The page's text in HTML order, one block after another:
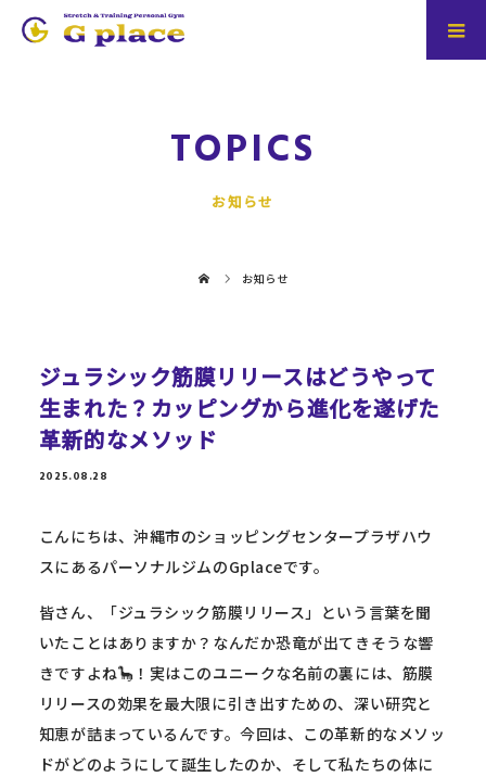
TOPICS
お知らせ
お知らせ
ジュラシック筋膜リリースはどうやって
生まれた？カッピングから進化を遂げた
革新的なメソッド
2025.08.28
こんにちは、沖縄市のショッピングセンタープラザハウ
スにあるパーソナルジムのGplaceです。
皆さん、「ジュラシック筋膜リリース」という言葉を聞
いたことはありますか？なんだか恐竜が出てきそうな響
きですよね🦕！実はこのユニークな名前の裏には、筋膜
リリースの効果を最大限に引き出すための、深い研究と
知恵が詰まっているんです。今回は、この革新的なメソッ
ドがどのようにして誕生したのか、そして私たちの体に